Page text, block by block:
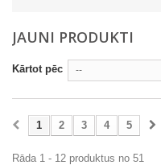
JAUNI PRODUKTI
Kārtot pēc --
1 2 3 4 5
Rāda 1 - 12 produktus no 51